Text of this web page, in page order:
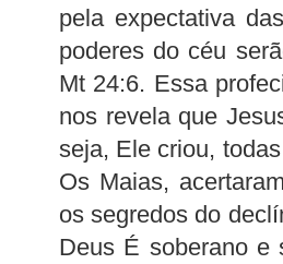
pela expectativa
poderes do céu
Mt 24:6. Essa
nos revela que
seja, Ele criou,
Os Maias,
os segredos do
Deus É soberano e